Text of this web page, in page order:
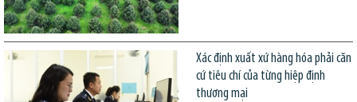
Xác định xuất xứ hàng hóa phải căn
cứ tiêu chí của từng hiệp định
thương mại